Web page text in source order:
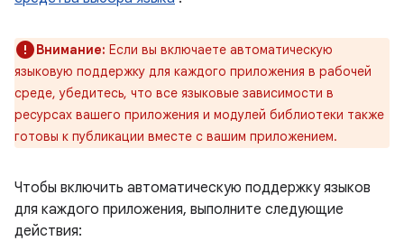
Внимание: Если вы включаете автоматическую
языковую поддержку для каждого приложения в рабочей
среде, убедитесь, что все языковые зависимости в
ресурсах вашего приложения и модулей библиотеки также
готовы к публикации вместе с вашим приложением.
Чтобы включить автоматическую поддержку языков
для каждого приложения, выполните следующие
действия: